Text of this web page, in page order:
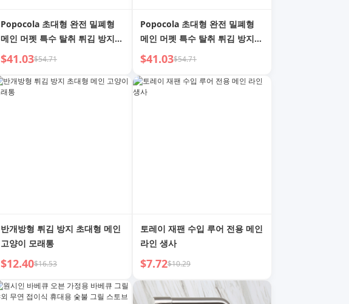
Popocola 초대형 완전 밀폐형
메인 머펫 특수 탈취 튀김 방지
오버사이즈 고양이 화장실
$41.03$54.71
Popocola 초대형 완전 밀폐형
메인 머펫 특수 탈취 튀김 방지
오버사이즈 고양이 화장실
$41.03$54.71
반개방형 튀김 방지 초대형 메인
고양이 모래통
$12.40$16.53
토레이 재팬 수입 루어 전용 메인
라인 생사
$7.72$10.29